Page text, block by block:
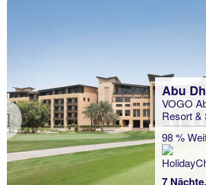
Previous
Abu
VOGO
Resort &
98 %
7